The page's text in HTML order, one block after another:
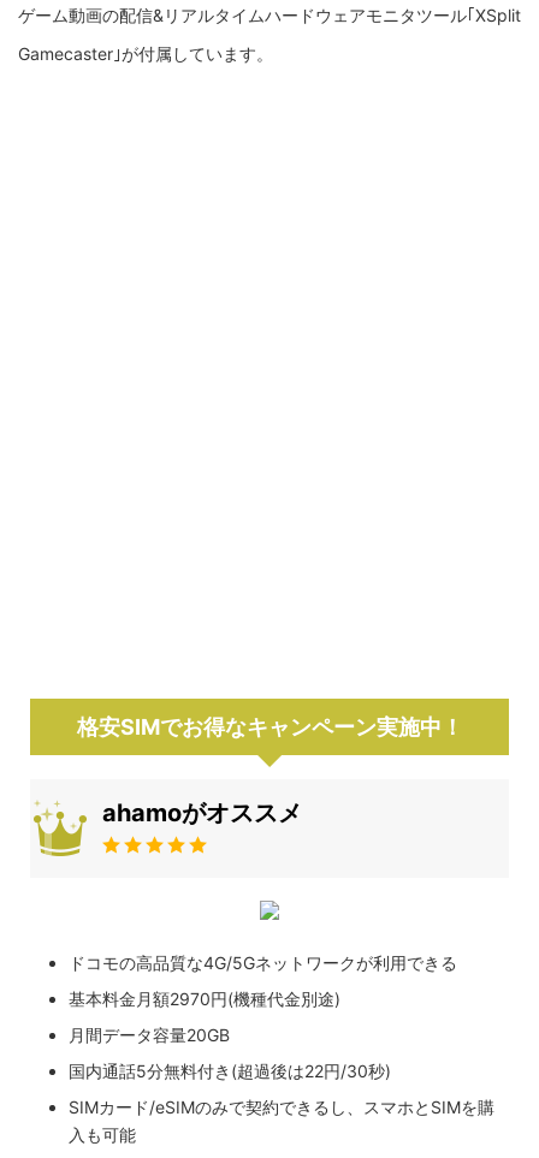
ゲーム動画の配信&リアルタイムハードウェアモニタツール｢ XSplit
Gamecaster ｣が付属しています。
格安SIMでお得なキャンペーン実施中！
ahamoがオススメ
ドコモの高品質な4G/5Gネットワークが利用できる
基本料金月額2970円(機種代金別途)
月間データ容量20GB
国内通話5分無料付き(超過後は22円/30秒)
SIMカード/eSIMのみで契約できるし、スマホとSIMを購
入も可能